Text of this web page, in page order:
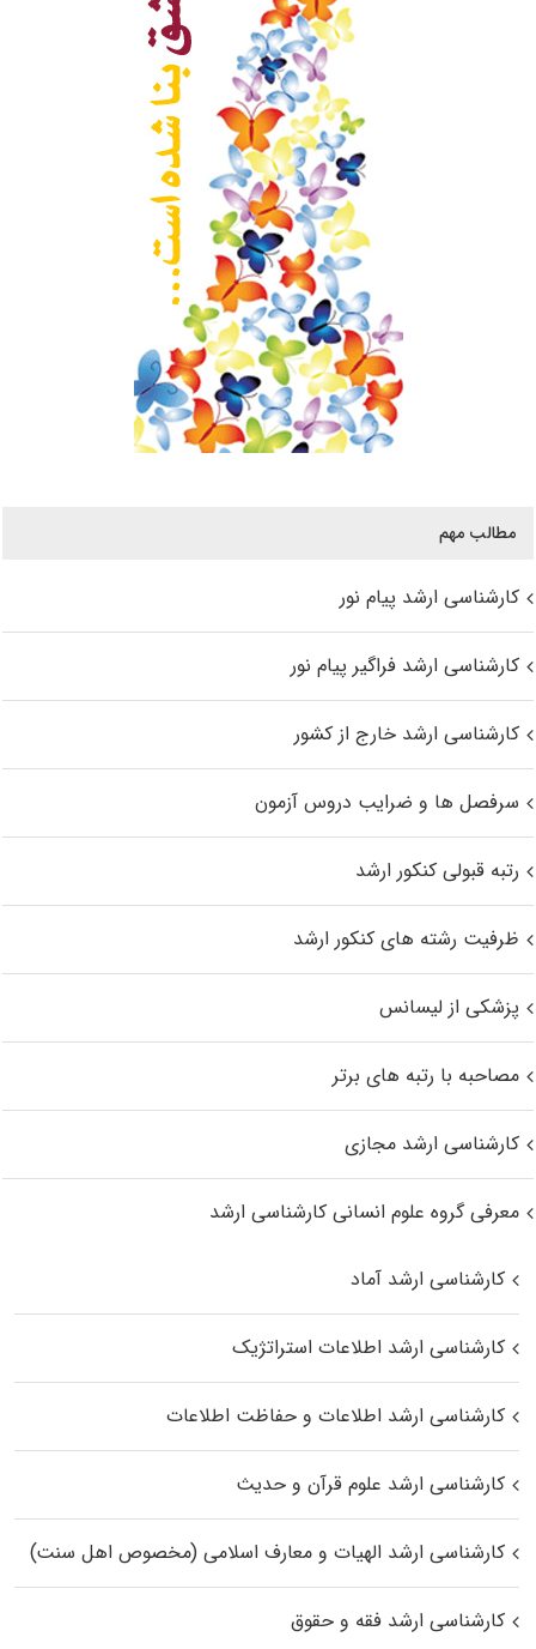
مطالب مهم
کارشناسی ارشد پیام نور
کارشناسی ارشد فراگیر پیام نور
کارشناسی ارشد خارج از کشور
سرفصل ها و ضرایب دروس آزمون
رتبه قبولی کنکور ارشد
ظرفیت رشته های کنکور ارشد
پزشکی از لیسانس
مصاحبه با رتبه های برتر
کارشناسی ارشد مجازی
معرفی گروه علوم انسانی کارشناسی ارشد
کارشناسی ارشد آماد
کارشناسی ارشد اطلاعات استراتژیک
کارشناسی ارشد اطلاعات و حفاظت اطلاعات
کارشناسی ارشد علوم قرآن و حدیث
کارشناسی ارشد الهیات و معارف اسلامی (مخصوص اهل سنت)
کارشناسی ارشد فقه و حقوق